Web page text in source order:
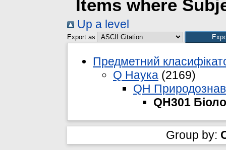
Items where
Up a level
Export as
Предметний
Q Наука (2169)
QH
QH301
Group by: